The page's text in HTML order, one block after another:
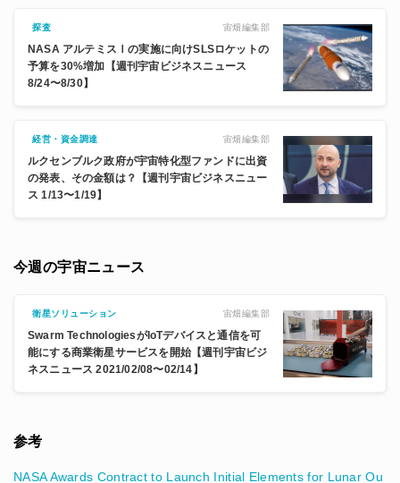
探査 宙畑編集部
NASA アルテミスⅠの実施に向けSLSロケットの
予算を30%増加【週刊宇宙ビジネスニュース
8/24〜8/30】
経営・資金調達 宙畑編集部
ルクセンブルク政府が宇宙特化型ファンドに出資
の発表、その金額は？【週刊宇宙ビジネスニュー
ス 1/13〜1/19】
今週の宇宙ニュース
衛星ソリューション 宙畑編集部
Swarm TechnologiesがIoTデバイスと通信を可
能にする商業衛星サービスを開始【週刊宇宙ビジ
ネスニュース 2021/02/08〜02/14】
参考
NASA Awards Contract to Launch Initial Elements for Lunar Ou